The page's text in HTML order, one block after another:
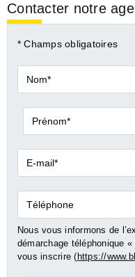
Contacter notre
* Champs obligatoires
Nom*
Prénom*
E-
mail*
Téléphone
Nous vous informons de
démarchage téléphonique
vous inscrire ( https://